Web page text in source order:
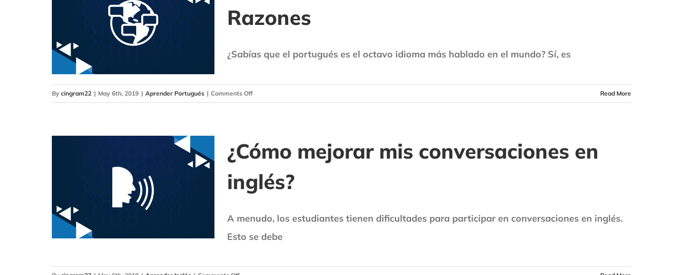
Razones
¿Sabías que el portugués es el octavo idioma más hablado en el mundo? Sí, es
By cingram22 | May 6th, 2019 | Aprender Portugués | Comments Offon
¿Por
estudiar
Portugués?
Razones
Read More
¿Cómo mejorar mis conversaciones en
inglés?
A menudo, los estudiantes tienen dificultades para participar en conversaciones en inglés.
Esto se debe